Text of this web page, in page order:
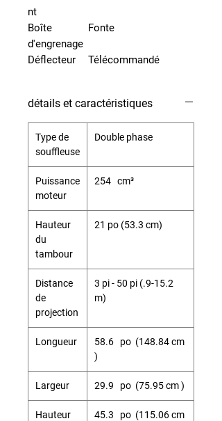
nt
Boîte
d'engrenage
Fonte
Déflecteur Télécommandé
détails et caractéristiques
Type de
souffleuse
Double phase
Puissance
moteur
254 cm³
Hauteur
du
tambour
21 po (53.3 cm)
Distance
de
projection
3 pi - 50 pi (.9-15.2
m)
Longueur
58.6 po (148.84 cm
)
Largeur 29.9 po (75.95 cm )
Hauteur
45.3 po (115.06 cm